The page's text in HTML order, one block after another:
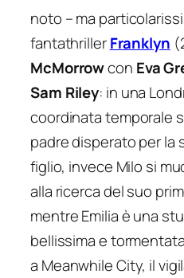
noto – ma
fantathrillerFranklyn
McMorrowcon Eva
Sam Riley: in una
coordinata temporale
padre disperato per la
figlio, invece Milo si
alla ricerca del suo
mentre Emilia è una
bellissima e
a Meanwhile City, il